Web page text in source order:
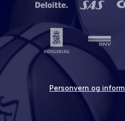
Personvern og